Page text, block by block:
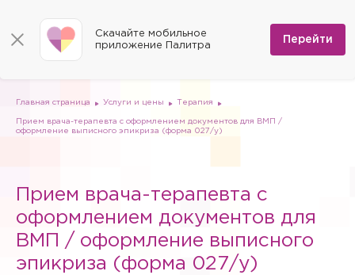
Вакансии
Документы
Сертификаты
Способы оплаты
Страховые организации
Заказать документы для налоговой
Онлайн-диагностика
Анкета оценки качества услуг
Мы на карте
Главная страница Услуги и цены Терапия
Прием врача-терапевта с оформлением документов для ВМП /
оформление выписного эпикриза (форма 027/у)
Прием врача-терапевта с
оформлением документов для
ВМП / оформление выписного
эпикриза (форма 027/у)
Скачайте мобильное
приложение Палитра
Перейти